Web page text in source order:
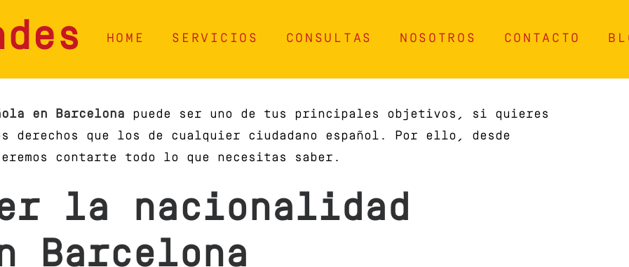
HOME SERVICIOS CONSULTAS NOSOTROS CONTACTO
en Barcelona puede ser uno de tus principales objetivos, si quieres
derechos que los de cualquier ciudadano español. Por ello, desde
contarte todo lo que necesitas saber.
la nacionalidad
Barcelona